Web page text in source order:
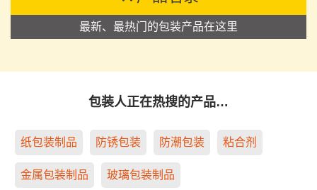
最新、最热门的包装产品在这里
包装人正在热搜的产品…
纸包装制品 防锈包装 防潮包装 粘合剂
金属包装制品 玻璃包装制品